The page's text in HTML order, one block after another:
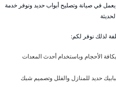
في صيانة وتصليح أبواب حديد ونوفر خدمة
لذلك نوفر لكم:
الأحجام وباستخدام أحدث المعدات
حديد للمنازل والفلل وتصميم شبك